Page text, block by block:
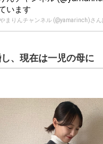
います
まりんチャンネル (@yamarinch)さ
、現在は一児の母に